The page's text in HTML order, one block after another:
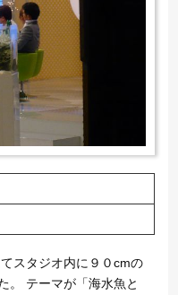
スタジオ内に９０cmの
。 テーマが「海水魚と